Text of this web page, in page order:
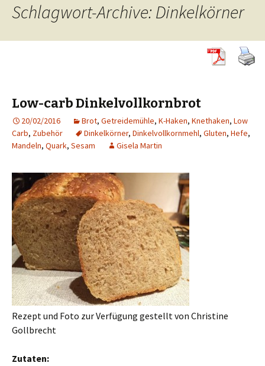
Schlagwort-Archive: Dinkelkörner
Low-carb Dinkelvollkornbrot
20/02/2016 Brot, Getreidemühle, K-Haken, Knethaken, Low
Carb, Zubehör Dinkelkörner, Dinkelvollkornmehl, Gluten, Hefe,
Mandeln, Quark, Sesam Gisela Martin
Rezept und Foto zur Verfügung gestellt von Christine
Gollbrecht
Zutaten: